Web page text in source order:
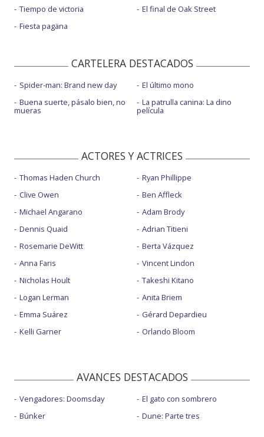
Tiempo de victoria
Fiesta pagäna
El final de Oak Street
CARTELERA DESTACADOS
Spider-man: Brand new day
Buena suerte, pásalo bien, no
mueras
El último mono
La patrulla canina: La dino
película
ACTORES Y ACTRICES
Thomas Haden Church
Clive Owen
Michael Angarano
Dennis Quaid
Rosemarie DeWitt
Anna Faris
Nicholas Hoult
Logan Lerman
Emma Suárez
Kelli Garner
Ryan Phillippe
Ben Affleck
Adam Brody
Adrian Titieni
Berta Vázquez
Vincent Lindon
Takeshi Kitano
Anita Briem
Gérard Depardieu
Orlando Bloom
AVANCES DESTACADOS
Vengadores: Doomsday
Búnker
El gato con sombrero
Dune: Parte tres